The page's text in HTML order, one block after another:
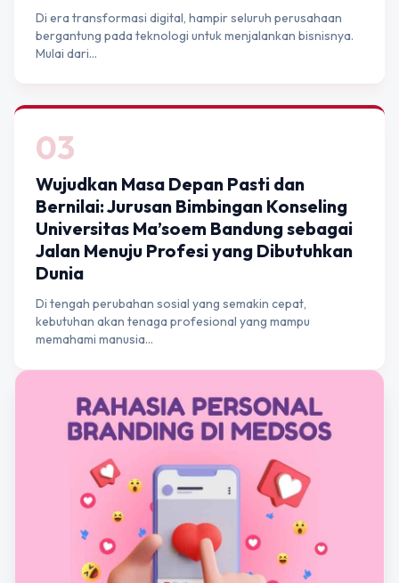
Di era transformasi digital, hampir seluruh perusahaan
bergantung pada teknologi untuk menjalankan bisnisnya.
Mulai dari…
03
Wujudkan Masa Depan Pasti dan
Bernilai: Jurusan Bimbingan Konseling
Universitas Ma’soem Bandung sebagai
Jalan Menuju Profesi yang Dibutuhkan
Dunia
Di tengah perubahan sosial yang semakin cepat,
kebutuhan akan tenaga profesional yang mampu
memahami manusia…